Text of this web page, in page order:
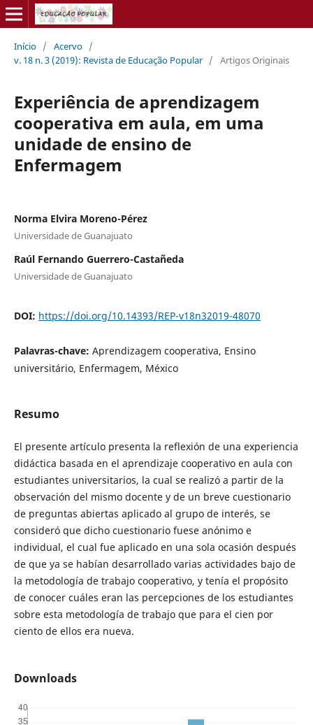
Início / Acervo /
v. 18 n. 3 (2019): Revista de Educação Popular / Artigos Originais
Experiência de aprendizagem
cooperativa em aula, em uma
unidade de ensino de
Enfermagem
Norma Elvira Moreno-Pérez
Universidade de Guanajuato
Raúl Fernando Guerrero-Castañeda
Universidade de Guanajuato
DOI: https://doi.org/10.14393/REP-v18n32019-48070
Palavras-chave: Aprendizagem cooperativa, Ensino
universitário, Enfermagem, México
Resumo
El presente artículo presenta la reflexión de una experiencia
didáctica basada en el aprendizaje cooperativo en aula con
estudiantes universitarios, la cual se realizó a partir de la
observación del mismo docente y de un breve cuestionario
de preguntas abiertas aplicado al grupo de interés, se
consideró que dicho cuestionario fuese anónimo e
individual, el cual fue aplicado en una sola ocasión después
de que ya se habían desarrollado varias actividades bajo de
la metodología de trabajo cooperativo, y tenía el propósito
de conocer cuáles eran las percepciones de los estudiantes
sobre esta metodología de trabajo que para el cien por
ciento de ellos era nueva.
Downloads